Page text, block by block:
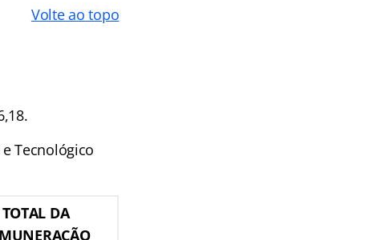
Volte ao topo
Tecnológico
TOTAL DA